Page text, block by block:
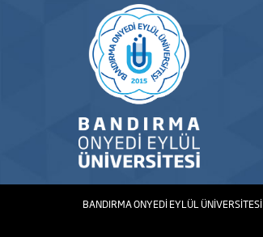
BANDIRMA ONYEDİ EYLÜL ÜNİVERSİTESİ